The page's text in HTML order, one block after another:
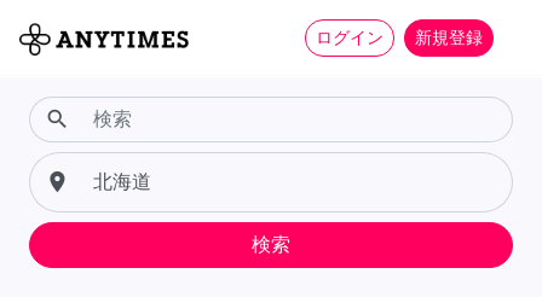
ログイン 新規登録
search
place
検索